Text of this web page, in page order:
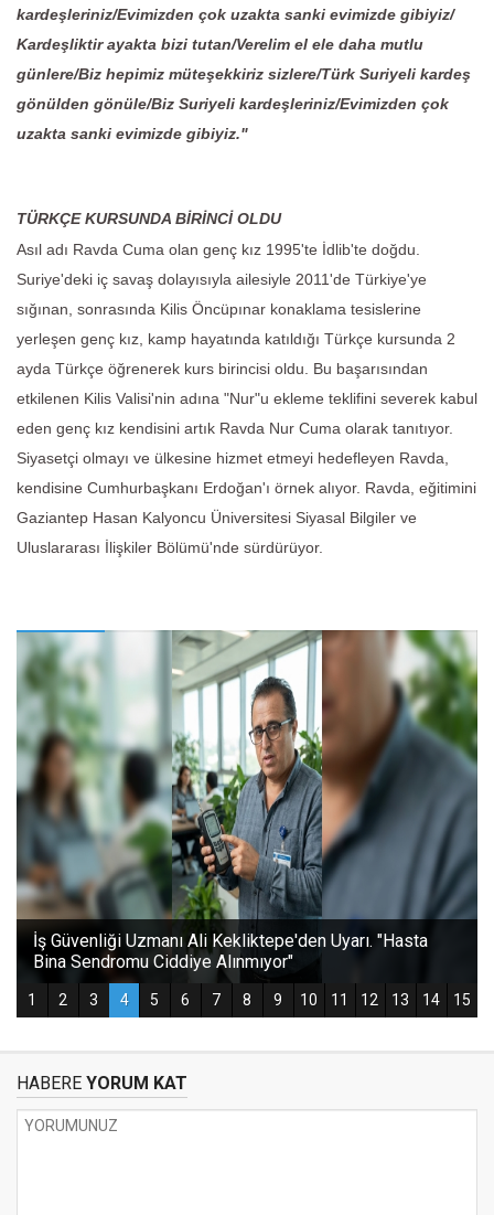
kardeşleriniz/Evimizden çok uzakta sanki evimizde gibiyiz/
Kardeşliktir ayakta bizi tutan/Verelim el ele daha mutlu
günlere/Biz hepimiz müteşekkiriz sizlere/Türk Suriyeli kardeş
gönülden gönüle/Biz Suriyeli kardeşleriniz/Evimizden çok
uzakta sanki evimizde gibiyiz."
TÜRKÇE KURSUNDA BİRİNCİ OLDU
Asıl adı Ravda Cuma olan genç kız 1995'te İdlib'te doğdu.
Suriye'deki iç savaş dolayısıyla ailesiyle 2011'de Türkiye'ye
sığınan, sonrasında Kilis Öncüpınar konaklama tesislerine
yerleşen genç kız, kamp hayatında katıldığı Türkçe kursunda 2
ayda Türkçe öğrenerek kurs birincisi oldu. Bu başarısından
etkilenen Kilis Valisi'nin adına "Nur"u ekleme teklifini severek kabul
eden genç kız kendisini artık Ravda Nur Cuma olarak tanıtıyor.
Siyasetçi olmayı ve ülkesine hizmet etmeyi hedefleyen Ravda,
kendisine Cumhurbaşkanı Erdoğan'ı örnek alıyor. Ravda, eğitimini
Gaziantep Hasan Kalyoncu Üniversitesi Siyasal Bilgiler ve
Uluslararası İlişkiler Bölümü'nde sürdürüyor.
HABERE YORUM KAT